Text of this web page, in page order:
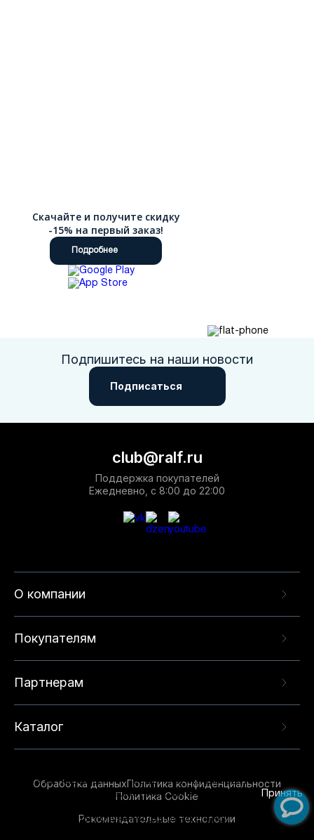
Скачайте и получите скидку
-15% на первый заказ!
Подробнее
Подпишитесь на наши новости
Подписаться
О компании
Покупателям
Партнерам
Каталог
club@ralf.ru
Поддержка покупателей
Ежедневно, с 8:00 до 22:00
Обработка данныхПолитика конфиденциальности
Политика Cookie
Рекомендательные технологии
опыта на нашем сайте. Продолжая использовать
данный сайт, вы соглашаетесь с использованием
технологий. Для получения дополнительной
Принять